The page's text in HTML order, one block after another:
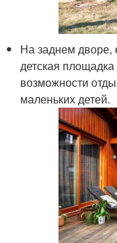
На заднем дворе,
детская
возможности
маленьких детей.